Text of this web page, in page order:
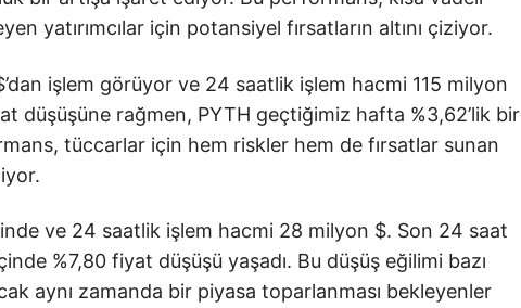
yatırımcılar için potansiyel fırsatların altını çiziyor.
işlem görüyor ve 24 saatlik işlem hacmi 115 milyon
düşüşüne rağmen, PYTH geçtiğimiz hafta %3,62’lik bir
tüccarlar için hem riskler hem de fırsatlar sunan
ve 24 saatlik işlem hacmi 28 milyon $. Son 24 saat
%7,80 fiyat düşüşü yaşadı. Bu düşüş eğilimi bazı
aynı zamanda bir piyasa toparlanması bekleyenler